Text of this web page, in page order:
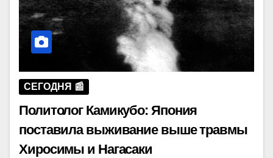
СЕГОДНЯ 📰
Политолог Камикубо: Япония
поставила выживание выше травмы
Хиросимы и Нагасаки